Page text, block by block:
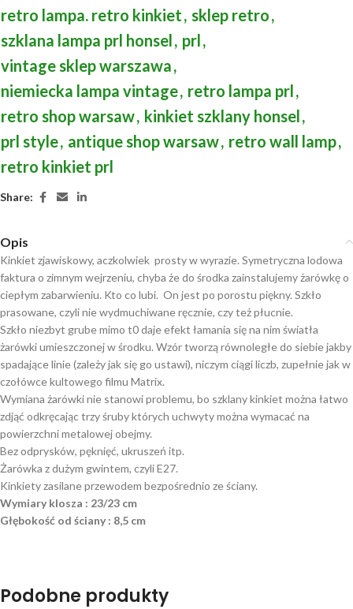
retro lampa. retro kinkiet, sklep retro,
szklana lampa prl honsel, prl,
vintage sklep warszawa,
niemiecka lampa vintage, retro lampa prl,
retro shop warsaw, kinkiet szklany honsel,
prl style, antique shop warsaw, retro wall lamp,
retro kinkiet prl
Share:
Opis
Kinkiet zjawiskowy, aczkolwiek prosty w wyrazie. Symetryczna lodowa
faktura o zimnym wejrzeniu, chyba że do środka zainstalujemy żarówkę o
ciepłym zabarwieniu. Kto co lubi. On jest po porostu piękny. Szkło
prasowane, czyli nie wydmuchiwane ręcznie, czy też płucnie.
Szkło niezbyt grube mimo t0 daje efekt łamania się na nim światła
żarówki umieszczonej w środku. Wzór tworzą równoległe do siebie jakby
spadające linie (zależy jak się go ustawi), niczym ciągi liczb, zupełnie jak w
czołówce kultowego filmu Matrix.
Wymiana żarówki nie stanowi problemu, bo szklany kinkiet można łatwo
zdjąć odkręcając trzy śruby których uchwyty można wymacać na
powierzchni metalowej obejmy.
Bez odprysków, pęknięć, ukruszeń itp.
Żarówka z dużym gwintem, czyli E27.
Kinkiety zasilane przewodem bezpośrednio ze ściany.
Wymiary klosza : 23/23 cm
Głębokość od ściany : 8,5 cm
Podobne produkty